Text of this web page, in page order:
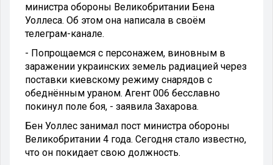
министра обороны Великобритании Бена
Уоллеса. Об этом она написала в своём
телеграм-канале.
- Попрощаемся с персонажем, виновным в
заражении украинских земель радиацией через
поставки киевскому режиму снарядов с
обеднённым ураном. Агент 006 бесславно
покинул поле боя, - заявила Захарова.
Бен Уоллес занимал пост министра обороны
Великобритании 4 года. Сегодня стало известно,
что он покидает свою должность.